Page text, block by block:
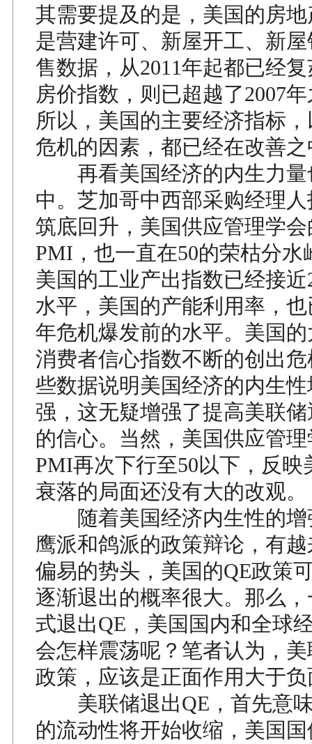
其需要提及的是，美国的房
是营建许可、新屋开工、新
售数据，从2011年起都已经
房价指数，则已超越了2007
所以，美国的主要经济指标
危机的因素，都已经在改善
再看美国经济的内生力量
中。芝加哥中西部采购经理
筑底回升，美国供应管理学
PMI，也一直在50的荣枯分水
美国的工业产出指数已经接近
水平，美国的产能利用率，也
年危机爆发前的水平。美国
消费者信心指数不断的创出
些数据说明美国经济的内生
强，这无疑增强了提高美联
的信心。当然，美国供应管
PMI再次下行至50以下，反映
衰落的局面还没有大的改观。
随着美国经济内生性的增
鹰派和鸽派的政策辩论，有
偏易的势头，美国的QE政策
逐渐退出的概率很大。那么
式退出QE，美国国内和全球
会怎样震荡呢？笔者认为，
政策，应该是正面作用大于
美联储退出QE，首先意
的流动性将开始收缩，美国